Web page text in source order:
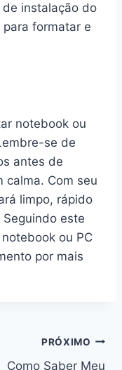
instalação do
formatar e
notebook ou
se de
antes de
calma. Com seu
limpo, rápido
este
ou PC
por mais
PRÓXIMO
Como Saber Meu